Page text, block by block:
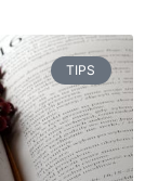
TIPS